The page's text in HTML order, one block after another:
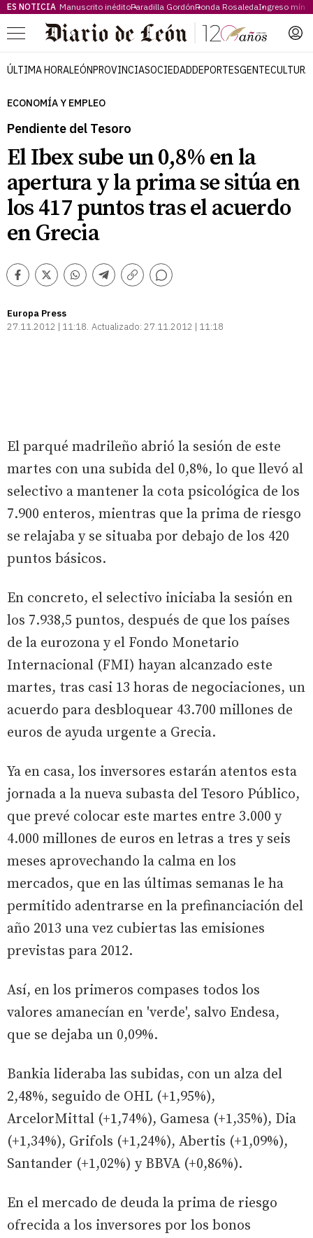
ES NOTICIA Manuscrito inéditoParadilla GordónRonda RosaledaIngreso
Menú
ÚLTIMA HORALEÓNPROVINCIASOCIEDADDEPORTESGENTECULTURA
ECONOMÍA Y EMPLEO
Pendiente del Tesoro
El Ibex sube un 0,8% en la
apertura y la prima se sitúa en
los 417 puntos tras el acuerdo
en Grecia
Facebook
TwitterWhatsappTelegram
Copiar
Comentarios
Europa Press
27.11.2012 | 11:18 Actualizado: 27.11.2012 | 11:18
El parqué madrileño abrió la sesión de este
martes con una subida del 0,8%, lo que llevó al
selectivo a mantener la cota psicológica de los
7.900 enteros, mientras que la prima de riesgo
se relajaba y se situaba por debajo de los 420
puntos básicos.
En concreto, el selectivo iniciaba la sesión en
los 7.938,5 puntos, después de que los países
de la eurozona y el Fondo Monetario
Internacional (FMI) hayan alcanzado este
martes, tras casi 13 horas de negociaciones, un
acuerdo para desbloquear 43.700 millones de
euros de ayuda urgente a Grecia.
Ya en casa, los inversores estarán atentos esta
jornada a la nueva subasta del Tesoro Público,
que prevé colocar este martes entre 3.000 y
4.000 millones de euros en letras a tres y seis
meses aprovechando la calma en los
mercados, que en las últimas semanas le ha
permitido adentrarse en la prefinanciación del
año 2013 una vez cubiertas las emisiones
previstas para 2012.
Así, en los primeros compases todos los
valores amanecían en 'verde', salvo Endesa,
que se dejaba un 0,09%.
Bankia lideraba las subidas, con un alza del
2,48%, seguido de OHL (+1,95%),
ArcelorMittal (+1,74%), Gamesa (+1,35%), Dia
(+1,34%), Grifols (+1,24%), Abertis (+1,09%),
Santander (+1,02%) y BBVA (+0,86%).
En el mercado de deuda la prima de riesgo
ofrecida a los inversores por los bonos